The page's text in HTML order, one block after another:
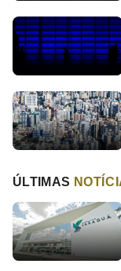
ÚLTIMAS